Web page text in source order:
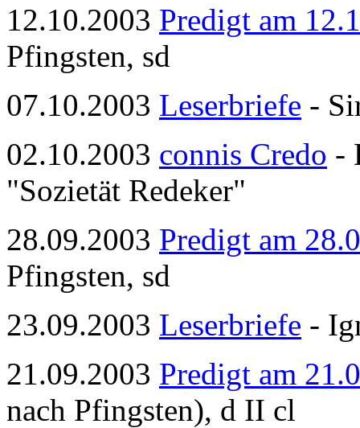
12.10.2003 Predigt am
Pfingsten, sd
07.10.2003 Leserbriefe -
02.10.2003 connis Credo -
"Sozietät Redeker"
28.09.2003 Predigt am
Pfingsten, sd
23.09.2003 Leserbriefe -
21.09.2003 Predigt am
nach Pfingsten), d II cl